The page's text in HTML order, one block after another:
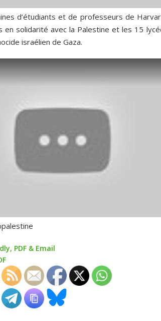
d’étudiants et de professeurs de
en solidarité avec la Palestine et les 15
israélien de Gaza.